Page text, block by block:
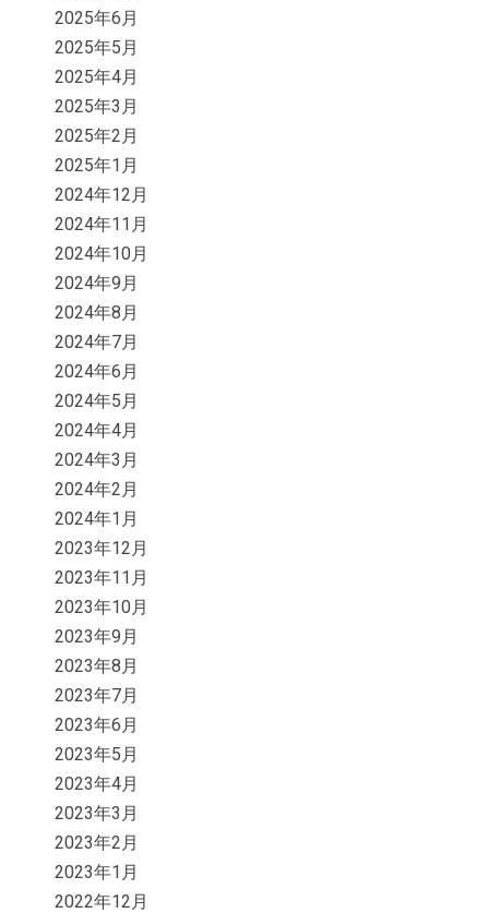
2025年6月
2025年5月
2025年4月
2025年3月
2025年2月
2025年1月
2024年12月
2024年11月
2024年10月
2024年9月
2024年8月
2024年7月
2024年6月
2024年5月
2024年4月
2024年3月
2024年2月
2024年1月
2023年12月
2023年11月
2023年10月
2023年9月
2023年8月
2023年7月
2023年6月
2023年5月
2023年4月
2023年3月
2023年2月
2023年1月
2022年12月